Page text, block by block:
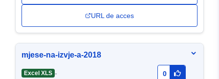
URL de acces
mjese-na-izvje-a-2018
Excel XLS - 0